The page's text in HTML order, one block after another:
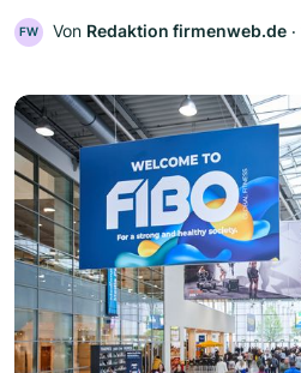
FW Von Redaktion firmenweb.de ‧